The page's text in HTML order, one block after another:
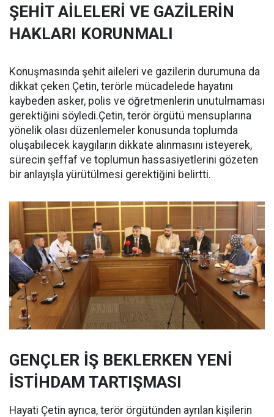
ŞEHİT AİLELERİ VE GAZİLERİN
HAKLARI KORUNMALI
Konuşmasında şehit aileleri ve gazilerin durumuna da
dikkat çeken Çetin, terörle mücadelede hayatını
kaybeden asker, polis ve öğretmenlerin unutulmaması
gerektiğini söyledi.Çetin, terör örgütü mensuplarına
yönelik olası düzenlemeler konusunda toplumda
oluşabilecek kaygıların dikkate alınmasını isteyerek,
sürecin şeffaf ve toplumun hassasiyetlerini gözeten
bir anlayışla yürütülmesi gerektiğini belirtti.
GENÇLER İŞ BEKLERKEN YENİ
İSTİHDAM TARTIŞMASI
Hayati Çetin ayrıca, terör örgütünden ayrılan kişilerin